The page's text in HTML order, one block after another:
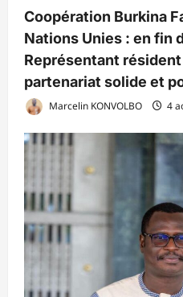
Coopération Burkina
Nations Unies : en fin
Représentant
partenariat solide et
Marcelin KONVOLBO 4